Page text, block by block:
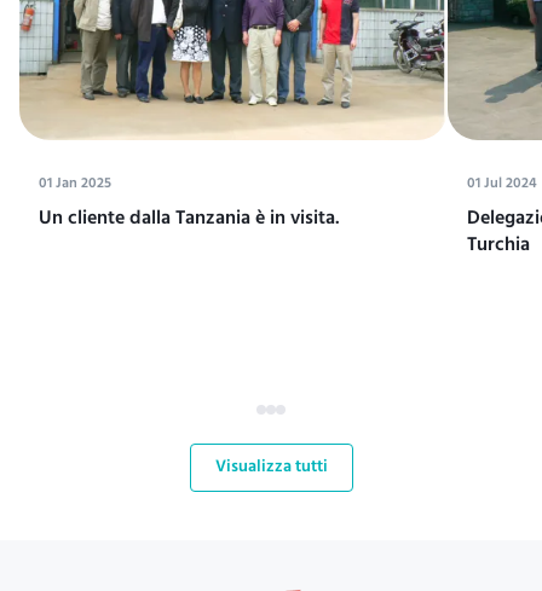
01 Jan 2025
Un cliente dalla Tanzania è in visita.
01 Jul 2024
Turchia
Visualizza tutti